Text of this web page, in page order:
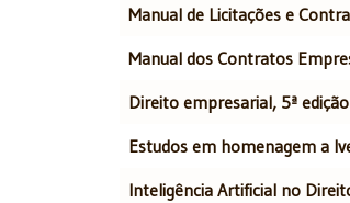
Manual de Licitações e
Manual dos Contratos
Direito empresarial, 5ª edição
Estudos em homenagem a
Inteligência Artificial no